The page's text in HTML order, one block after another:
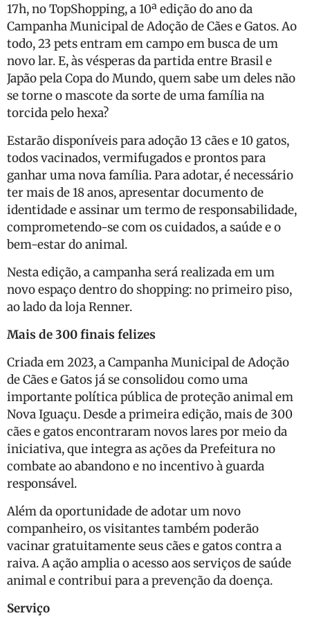
17h, no TopShopping, a 10ª edição do ano da
Campanha Municipal de Adoção de Cães e Gatos. Ao
todo, 23 pets entram em campo em busca de um
novo lar. E, às vésperas da partida entre Brasil e
Japão pela Copa do Mundo, quem sabe um deles não
se torne o mascote da sorte de uma família na
torcida pelo hexa?
Estarão disponíveis para adoção 13 cães e 10 gatos,
todos vacinados, vermifugados e prontos para
ganhar uma nova família. Para adotar, é necessário
ter mais de 18 anos, apresentar documento de
identidade e assinar um termo de responsabilidade,
comprometendo-se com os cuidados, a saúde e o
bem-estar do animal.
Nesta edição, a campanha será realizada em um
novo espaço dentro do shopping: no primeiro piso,
ao lado da loja Renner.
Mais de 300 finais felizes
Criada em 2023, a Campanha Municipal de Adoção
de Cães e Gatos já se consolidou como uma
importante política pública de proteção animal em
Nova Iguaçu. Desde a primeira edição, mais de 300
cães e gatos encontraram novos lares por meio da
iniciativa, que integra as ações da Prefeitura no
combate ao abandono e no incentivo à guarda
responsável.
Além da oportunidade de adotar um novo
companheiro, os visitantes também poderão
vacinar gratuitamente seus cães e gatos contra a
raiva. A ação amplia o acesso aos serviços de saúde
animal e contribui para a prevenção da doença.
Serviço